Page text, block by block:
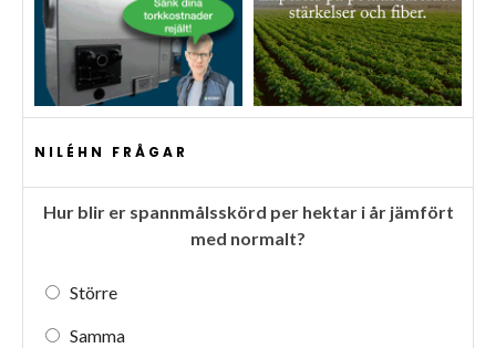
NILÉHN FRÅGAR
Hur blir er spannmålsskörd per hektar i år jämfört
med normalt?
Större
Samma